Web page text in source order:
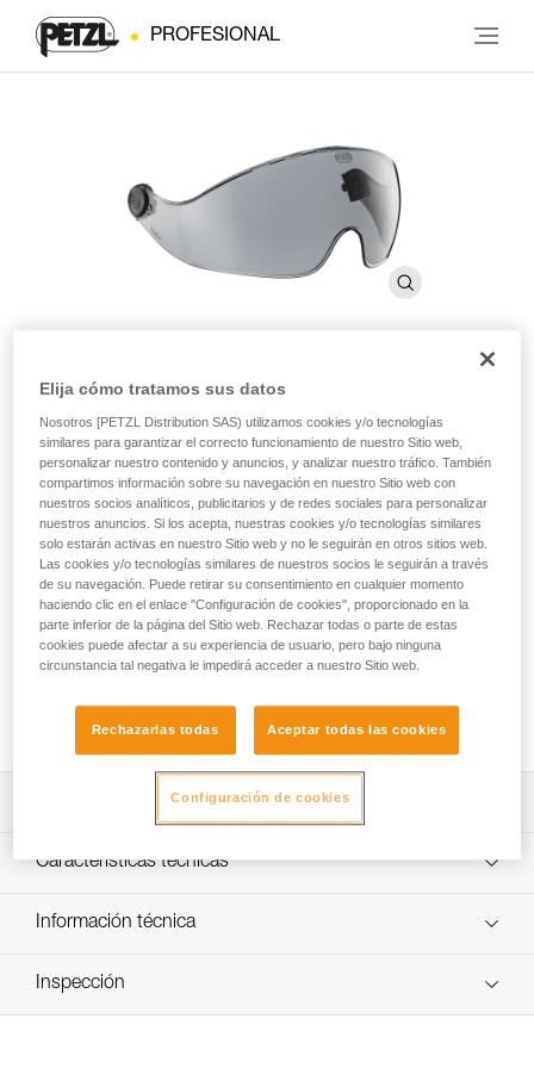
PROFESIONAL
VIZIR SHADOW anterior a
2019
Pantalla de protección tintada para los cascos VERTEX y
ALVEO
La pantalla VIZIR SHADOW asegura la protección de los
ojos y puede integrarse perfectamente en los cascos
VERTEX y ALVEO. Se instala fácilmente gracias a los dos
orificios de fijación laterales previstos en los cascos. Esta
pantalla de protección es un filtro de protección solar de
antiempañamiento.
Cambio rápido de la posición "trabajo" a
Filtro de protección de nivel 2,5 para proteger los ojos del
usuario cuando hace sol.
Características técnicas
Peso: 65 g
Certificaciones: CE EN 166, 1B, CE EN 172, 5-2,5, ANSI
Información técnica
Descargar el pdf technical-notice-VIZIR-SHADOW-1
Inspección
Elija cómo tratamos sus datos
Nosotros [PETZL Distribution SAS) utilizamos cookies y/o tecnologías
similares para garantizar el correcto funcionamiento de nuestro Sitio web,
personalizar nuestro contenido y anuncios, y analizar nuestro tráfico. También
compartimos información sobre su navegación en nuestro Sitio web con
nuestros socios analíticos, publicitarios y de redes sociales para personalizar
nuestros anuncios. Si los acepta, nuestras cookies y/o tecnologías similares
solo estarán activas en nuestro Sitio web y no le seguirán en otros sitios web.
Las cookies y/o tecnologías similares de nuestros socios le seguirán a través
de su navegación. Puede retirar su consentimiento en cualquier momento
haciendo clic en el enlace "Configuración de cookies", proporcionado en la
parte inferior de la página del Sitio web. Rechazar todas o parte de estas
cookies puede afectar a su experiencia de usuario, pero bajo ninguna
circunstancia tal negativa le impedirá acceder a nuestro Sitio web.
Rechazarlas todas Aceptar todas las cookies
Configuración de cookies